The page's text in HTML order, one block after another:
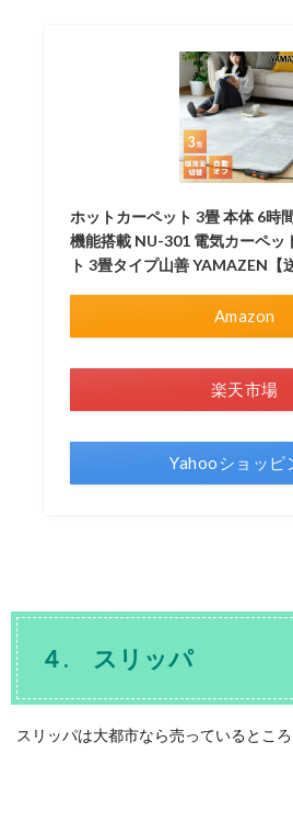
ホットカーペット 3畳 本体 6時
機能搭載 NU-301 電気カーペッ
ト 3畳タイプ山善 YAMAZEN【
Amazon
楽天市場
Yahooショッピ
４. スリッパ
スリッパは大都市なら売っているところ